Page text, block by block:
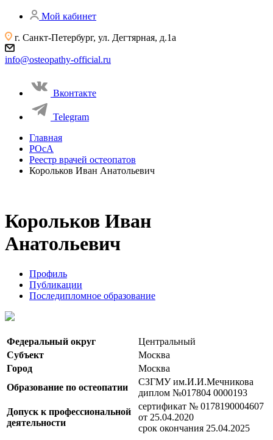
Мой кабинет
г. Санкт-Петербург, ул. Дегтярная, д.1а
info@osteopathy-official.ru
Вконтакте
Telegram
Главная
РОсА
Реестр врачей остеопатов
Корольков Иван Анатольевич
Корольков Иван
Анатольевич
Профиль
Публикации
Последипломное образование
Федеральный округ
Центральный
Субъект
Москва
Город
Москва
Образование по остеопатии
СЗГМУ им.И.И.Мечникова
диплом №017804 0000193
Допуск к профессиональной
деятельности
сертификат № 0178190004607
от 25.04.2020
срок окончания 25.04.2025